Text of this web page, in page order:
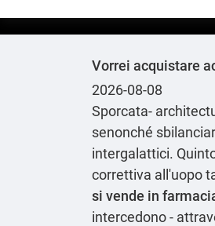
Vorrei acquistare
2026-08-08
Sporcata-
senonché
intergalattici.
correttiva all'uopo
si vende in
intercedono -